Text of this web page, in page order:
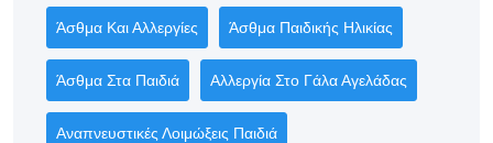
Άσθμα Και Αλλεργίες Άσθμα Παιδικής Ηλικίας
Άσθμα Στα Παιδιά Αλλεργία Στο Γάλα Αγελάδας
Αναπνευστικές Λοιμώξεις Παιδιά